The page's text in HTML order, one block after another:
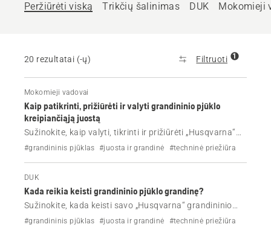
Peržiūrėti viską Trikčių šalinimas DUK Mokomieji
20 rezultatai (-ų) Filtruoti 1
Mokomieji vadovai
Kaip patikrinti, prižiūrėti ir valyti grandininio pjūklo
kreipiančiąją juostą
Sužinokite, kaip valyti, tikrinti ir prižiūrėti „Husqvarna“
grandininio pjūklo kreipiančiąją juostą. Šie paprasti
išvengti dažniausiai pasitaikančių problemų.
#grandininis pjūklas #juosta ir grandinė #techninė priežiūra
DUK
Kada reikia keisti grandininio pjūklo grandinę?
Sužinokite, kada keisti savo „Husqvarna“ grandininio
pjūklo grandinę, į kokius nusidėvėjimo požymius reikia
#grandininis pjūklas #juosta ir grandinė #techninė priežiūra